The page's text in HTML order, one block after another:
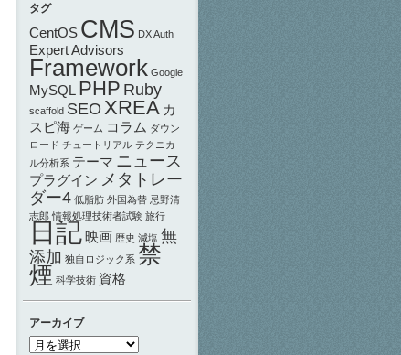
タグ
CentOS CMS DX Auth
Expert Advisors
Framework Google
MySQL PHP Ruby
scaffold SEO XREA カ
スピ海 ゲーム コラム ダウン
ロード チュートリアル テクニカ
ル分析系 テーマ ニュース
プラグイン メタトレー
ダー4 低脂肪 外国為替 忌野清
志郎 情報処理技術者試験 旅行
日記映画 歴史 減塩 無
添加 独自ロジック系 禁
煙 科学技術 資格
アーカイブ